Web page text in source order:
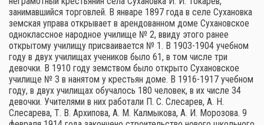
занимавшийся торговлей. В январе 1897 года в селе Сухановка
земская управа открывает в арендованном доме Сухановское
одноклассное народное училище № 2, ввиду этого ранее
открытому училищу присваивается № 1. В 1903-1904 учебном
году в двух училищах учеников было 61, в том числе три
девочки. В 1910 году земством было открыто Сухановское
училище № 3 в нанятом у крестьян доме. В 1916-1917 учебном
году, в двух училищах обучалось 180 человек, в их числе 34
девочки. Учителями в них работали П. С. Слесарев, А. Н.
Слесарева, Т. В. Архипова, А. М. Калмыкова, А. И. Морозова. 9